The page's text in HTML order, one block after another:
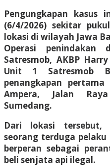
Pengungkapan kasus
(6/4/2026) sekitar
lokasi di wilayah Jawa
Operasi
Satresmob, AKBP
Unit 1 Satresmob
penangkapan
Ampera, Jalan
Sumedang.
Dari lokasi tersebut,
seorang terduga pelaku
berperan sebagai
beli senjata api ilegal.